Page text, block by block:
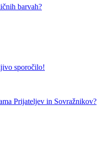
barvah?
sporočilo!
Prijateljev in Sovražnikov?